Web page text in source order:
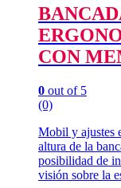
CON
0 out of 5
(0)
Mobil y ajustes
altura de la
posibilidad de
visión sobre la